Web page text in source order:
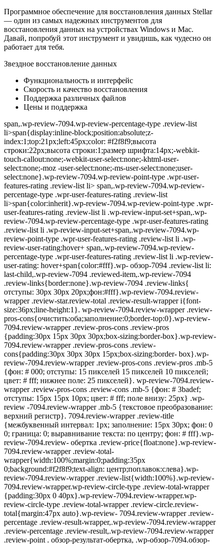
Программное обеспечение для восстановления данных Stellar
— один из самых надежных инструментов для
восстановления данных на устройствах Windows и Mac.
Давай, попробуй этот инструмент и увидишь, как чудесно он
работает для тебя.
Звездное восстановление данных
Функциональность и интерфейс
Скорость и качество восстановления
Поддержка различных файлов
Цены и поддержка
span,.wp-review-7094.wp-review-percentage-type .review-list
li>span{display:inline-block;position:absolute;z-
index:1;top:21px;left:45px;color: #f2f8f9;высота
строки:22px;высота строки:1;размер шрифта:14px;-webkit-
touch-callout:none;-webkit-user-select:none;-khtml-user-
select:none;-moz -user-select:none;-ms-user-select:none;user-
select:none}.wp-review-7094.wp-review-point-type .wpr-user-
features-rating .review-list li> span,.wp-review-7094.wp-review-
percentage-type .wpr-user-features-rating .review-list
li>span{color:inherit}.wp-review-7094.wp-review-point-type .wpr-
user-features-rating .review-list li .wp-review-input-set+span,.wp-
review-7094.wp-review-percentage-type .wpr-user-features-rating
.review-list li .wp-review-input-set+span,.wp-review-7094.wp-
review-point-type .wpr-user-features-rating .review-list li .wp-
review-user-rating:hover+ span,.wp-review-7094.wp-review-
percentage-type .wpr-user-features-rating .review-list li .wp-review-
user-rating: hover+span{color:#fff}.wp- обзор-7094 .review-list li:
last-child,.wp-review-7094 .reviewed-item,.wp-review-7094
.review-links{border:none}.wp-review-7094 .review-links{
отступы: 30px 30px 20px;фон:#fff}.wp-review-7094.review-
wrapper .review-star.review-total .review-result-wrapper i{font-
size:36px;line-height:1}. wp-review-7094.review-wrapper .review-
pros-cons{очистить:оба;заполнение:0;border-top:0}.wp-review-
7094.review-wrapper .review-pros-cons .review-pros
{padding:30px 15px 30px 30px;box-sizing:border-box}.wp-review-
7094.review-wrapper .review-pros-cons .review-
cons{padding:30px 30px 30px 15px;box-sizing:border- box}.wp-
review-7094.review-wrapper .review-pros-cons .review-pros .mb-5
{фон: # 000; отступы: 15 пикселей 15 пикселей 10 пикселей;
цвет: # fff; нижнее поле: 25 пикселей}. wp-review-7094.review-
wrapper .review-pros-cons .review-cons .mb-5 {фон: # 3badef;
отступы: 15px 15px 10px; цвет: # fff; поле внизу: 25px} .wp-
review -7094.review-wrapper .mb-5 {текстовое преобразование:
верхний регистр}. 7094.review-wrapper .review-title
{межбуквенный интервал: 1px; заполнение: 15px 30px; фон: 0
0; граница: 0; выравнивание текста: по центру; фон: # fff}.wp-
review-7094.review- обертка .review-price{float:none}.wp-review-
7094.review-wrapper .review-total-
wrapper{width:100%;margin:0;padding:35px
0;background:#f2f8f9;text-align: центр;поплавок:слева}.wp-
review-7094.review-wrapper .review-list{width:100%}.wp-review-
7094.review-wrapper.wp-review-circle-type .review-total-wrapper
{padding:30px 0 40px}.wp-review-7094.review-wrapper.wp-
review-circle-type .review-total-wrapper .review-circle.review-
total{margin:47px auto}.wp-review- 7094.review-wrapper .review-
percentage .review-result-wrapper,.wp-review-7094.review-wrapper
.review-percentage .review-result,.wp-review-7094.review-wrapper
.review-point . обзор-результат-обертка, .wp-обзор-7094.обзор-